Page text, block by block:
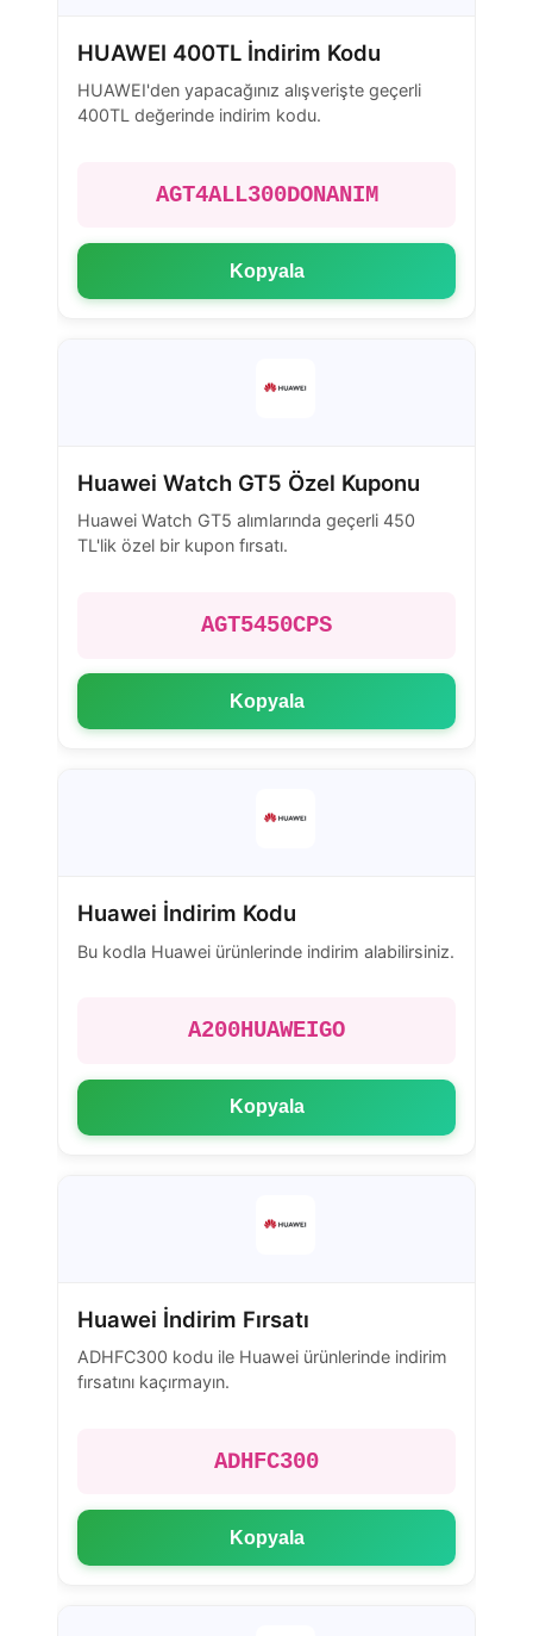
HUAWEI 400TL İndirim Kodu
HUAWEI'den yapacağınız alışverişte geçerli
400TL değerinde indirim kodu.
AGT4ALL300DONANIM
Kopyala
Huawei Watch GT5 Özel Kuponu
Huawei Watch GT5 alımlarında geçerli 450
TL'lik özel bir kupon fırsatı.
AGT5450CPS
Kopyala
Huawei İndirim Kodu
Bu kodla Huawei ürünlerinde indirim alabilirsiniz.
A200HUAWEIGO
Kopyala
Huawei İndirim Fırsatı
ADHFC300 kodu ile Huawei ürünlerinde indirim
fırsatını kaçırmayın.
ADHFC300
Kopyala